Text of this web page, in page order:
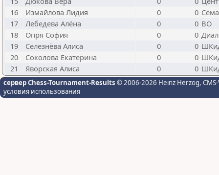
16
Измайлова Лидия 0 0 Сёма
17
Лебедева Алёна 0 0 ВО
18
Опря София 0 0
19
Селезнёва Алиса 0 0
20
Соколова Екатерина 0 0
21
Яворская Алиса 0 0
сервер Chess-Tournament-Results © 2006-2026 Heinz Herzog,
условия использования